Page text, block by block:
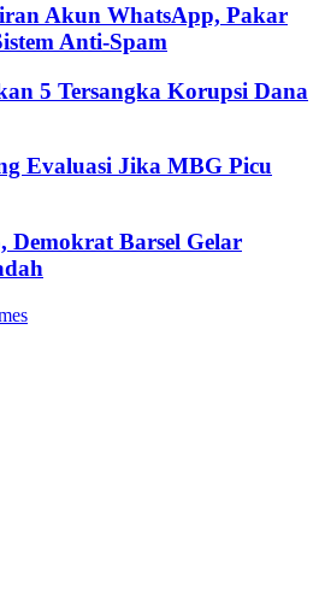
Akun WhatsApp, Pakar
Anti-Spam
5 Tersangka Korupsi Dana
Evaluasi Jika MBG Picu
Demokrat Barsel Gelar